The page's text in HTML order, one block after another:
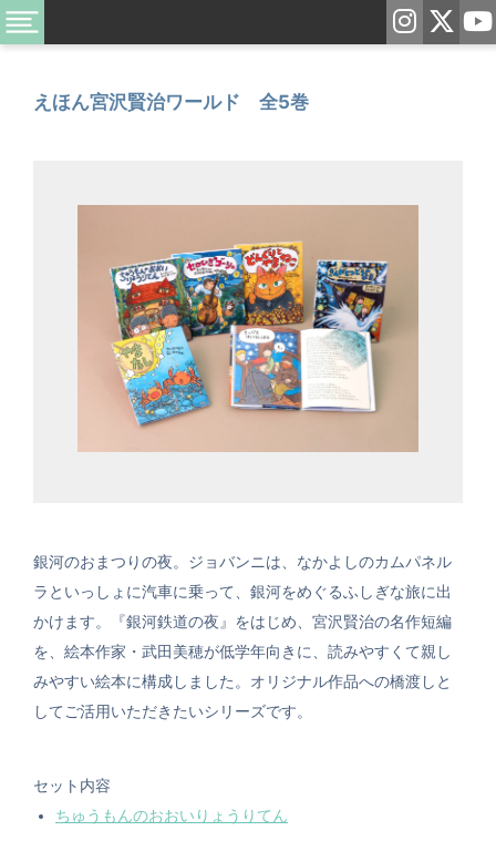
えほん宮沢賢治ワールド 全5巻
銀河のおまつりの夜。ジョバンニは、なかよしのカムパネル
ラといっしょに汽車に乗って、銀河をめぐるふしぎな旅に出
かけます。『銀河鉄道の夜』をはじめ、宮沢賢治の名作短編
を、絵本作家・武田美穂が低学年向きに、読みやすくて親し
みやすい絵本に構成しました。オリジナル作品への橋渡しと
してご活用いただきたいシリーズです。
セット内容
ちゅうもんのおおいりょうりてん